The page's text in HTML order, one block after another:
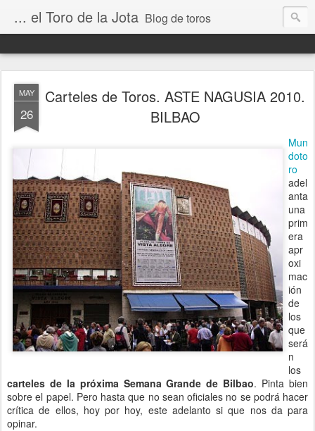
... el Toro de la Jota Blog de toros
MAY
26
Carteles de Toros. ASTE NAGUSIA 2010.
BILBAO
Mun
doto
ro
adel
anta
una
prim
era
apr
oxi
mac
ión
de
los
que
será
n
los
carteles de la próxima Semana Grande de Bilbao. Pinta bien
sobre el papel. Pero hasta que no sean oficiales no se podrá hacer
crítica de ellos, hoy por hoy, este adelanto si que nos da para
opinar.